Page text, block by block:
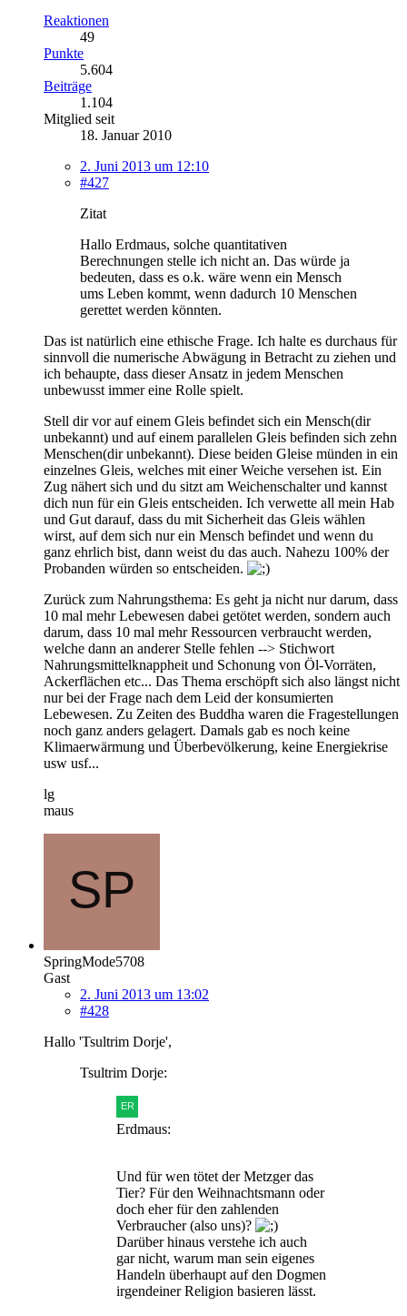
Reaktionen
49
Punkte
5.604
Beiträge
1.104
Mitglied seit
18. Januar 2010
2. Juni 2013 um 12:10
#427
Zitat
Hallo Erdmaus, solche quantitativen
Berechnungen stelle ich nicht an. Das würde ja
bedeuten, dass es o.k. wäre wenn ein Mensch
ums Leben kommt, wenn dadurch 10 Menschen
gerettet werden könnten.
Das ist natürlich eine ethische Frage. Ich halte es durchaus für
sinnvoll die numerische Abwägung in Betracht zu ziehen und
ich behaupte, dass dieser Ansatz in jedem Menschen
unbewusst immer eine Rolle spielt.
Stell dir vor auf einem Gleis befindet sich ein Mensch(dir
unbekannt) und auf einem parallelen Gleis befinden sich zehn
Menschen(dir unbekannt). Diese beiden Gleise münden in ein
einzelnes Gleis, welches mit einer Weiche versehen ist. Ein
Zug nähert sich und du sitzt am Weichenschalter und kannst
dich nun für ein Gleis entscheiden. Ich verwette all mein Hab
und Gut darauf, dass du mit Sicherheit das Gleis wählen
wirst, auf dem sich nur ein Mensch befindet und wenn du
ganz ehrlich bist, dann weist du das auch. Nahezu 100% der
Probanden würden so entscheiden.
Zurück zum Nahrungsthema: Es geht ja nicht nur darum, dass
10 mal mehr Lebewesen dabei getötet werden, sondern auch
darum, dass 10 mal mehr Ressourcen verbraucht werden,
welche dann an anderer Stelle fehlen --> Stichwort
Nahrungsmittelknappheit und Schonung von Öl-Vorräten,
Ackerflächen etc... Das Thema erschöpft sich also längst nicht
nur bei der Frage nach dem Leid der konsumierten
Lebewesen. Zu Zeiten des Buddha waren die Fragestellungen
noch ganz anders gelagert. Damals gab es noch keine
Klimaerwärmung und Überbevölkerung, keine Energiekrise
usw usf...
lg
maus
SpringMode5708
Gast
2. Juni 2013 um 13:02
#428
Hallo 'Tsultrim Dorje',
Tsultrim Dorje:
Erdmaus:
Und für wen tötet der Metzger das
Tier? Für den Weihnachtsmann oder
doch eher für den zahlenden
Verbraucher (also uns)?
Darüber hinaus verstehe ich auch
gar nicht, warum man sein eigenes
Handeln überhaupt auf den Dogmen
irgendeiner Religion basieren lässt.